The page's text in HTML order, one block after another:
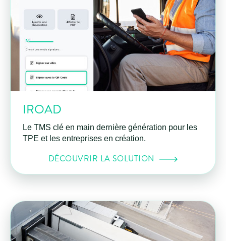
IROAD
Le TMS clé en main dernière génération pour les
TPE et les entreprises en création.
DÉCOUVRIR LA SOLUTION